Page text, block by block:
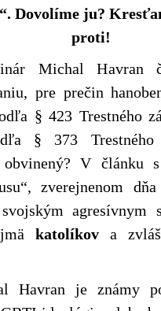
Dovolíme ju?
proti!
Michal Havran
pre prečin
§ 423 Trestného
§ 373
V článku
zverejnenom
agresívnym
katolíkov a
Havran je známy